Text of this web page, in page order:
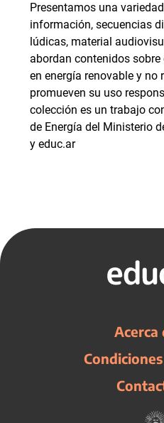
Presentamos una
información, secuencias
lúdicas, material
abordan contenidos
en energía renovable y no
promueven su uso
colección es un trabajo
de Energía del Ministerio
y educ.ar
Acerca